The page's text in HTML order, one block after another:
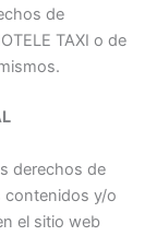
de
TAXI o de
derechos de
contenidos y/o
el sitio web